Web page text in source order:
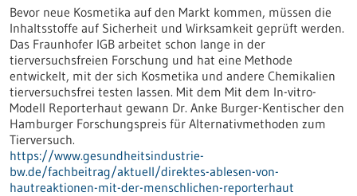
Bevor neue Kosmetika auf den Markt kommen, müssen die
Inhaltsstoffe auf Sicherheit und Wirksamkeit geprüft werden.
Das Fraunhofer IGB arbeitet schon lange in der
tierversuchsfreien Forschung und hat eine Methode
entwickelt, mit der sich Kosmetika und andere Chemikalien
tierversuchsfrei testen lassen. Mit dem Mit dem In-vitro-
Modell Reporterhaut gewann Dr. Anke Burger-Kentischer den
Hamburger Forschungspreis für Alternativmethoden zum
Tierversuch.
https://www.gesundheitsindustrie-
bw.de/fachbeitrag/aktuell/direktes-ablesen-von-
hautreaktionen-mit-der-menschlichen-reporterhaut